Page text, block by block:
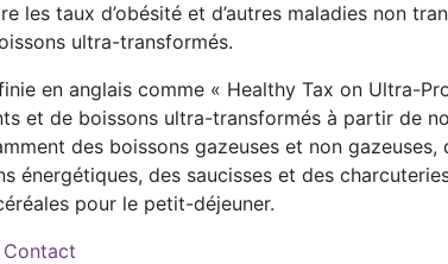
les taux d’obésité et d’autres maladies non
ultra-transformés.
en anglais comme « Healthy Tax on Ultra-
et de boissons ultra-transformés à partir de
des boissons gazeuses et non
énergétiques, des saucisses et des
pour le petit-déjeuner.
Contact